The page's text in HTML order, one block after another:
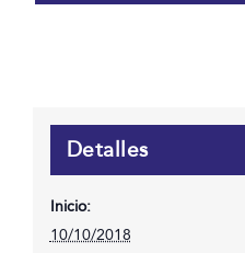
Detalles
Inicio:
10/10/2018